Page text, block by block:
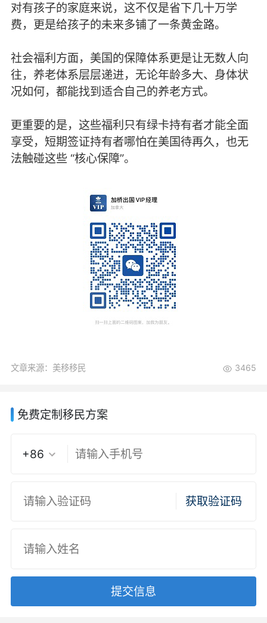
对有孩子的家庭来说，这不仅是省下几十万学
费，更是给孩子的未来多铺了一条黄金路。
社会福利方面，美国的保障体系更是让无数人向
往，养老体系层层递进，无论年龄多大、身体状
况如何，都能找到适合自己的养老方式。
更重要的是，这些福利只有绿卡持有者才能全面
享受，短期签证持有者哪怕在美国待再久，也无
法触碰这些 “核心保障”。
文章来源：美移移民 3465
免费定制移民方案
+86
获取验证码
提交信息